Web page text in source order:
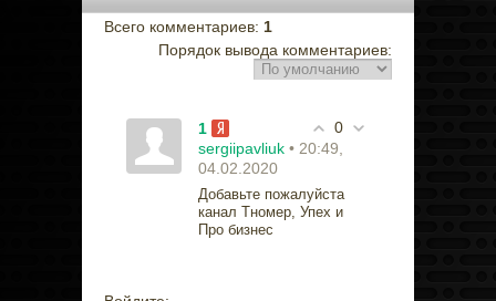
Всего комментариев: 1
Порядок вывода комментариев:
0
1
sergiipavliuk • 20:49,
04.02.2020
Добавьте пожалуйста
канал Тномер, Упех и
Про бизнес